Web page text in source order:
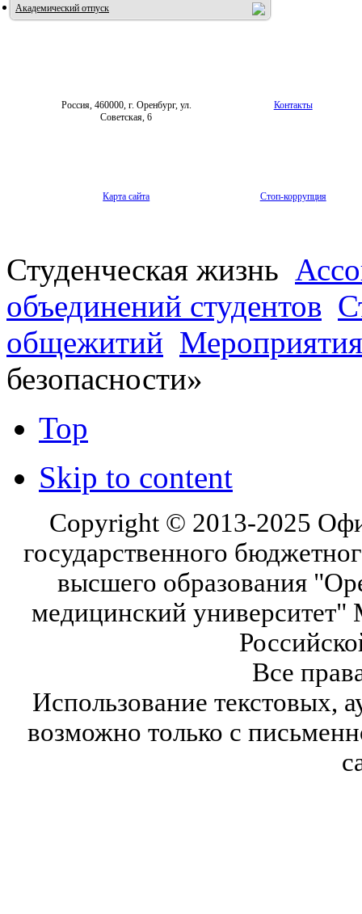
Академический отпуск
Россия, 460000, г. Оренбург, ул.
Советская, 6
Контакты
Карта сайта Стоп-коррупция
Студенческая жизнь
объединений студентов
общежитий Мероприятия
безопасности»
Top
Skip to content
Copyright © 2013-2025
государственного
высшего образования
медицинский университет"
Все
Использование текстовых,
возможно только с